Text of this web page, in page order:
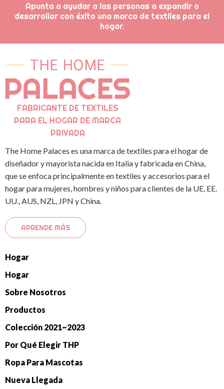
Apunta a ayudar a las personas a expandir o
desarrollar con éxito una marca de textiles para el
hogar.
FABRICANTE DE TEXTILES
PARA EL HOGAR DE MARCA
PRIVADA
The Home Palaces es una marca de textiles para el hogar de
diseñador y mayorista nacida en Italia y fabricada en China,
que se enfoca principalmente en textiles y accesorios para el
hogar para mujeres, hombres y niños para clientes de la UE, EE.
UU., AUS, NZL, JPN y China.
APRENDE MÁS
Hogar
Hogar
Sobre Nosotros
Productos
Colección 2021~2023
Por Qué Elegir THP
Ropa Para Mascotas
Nueva Llegada